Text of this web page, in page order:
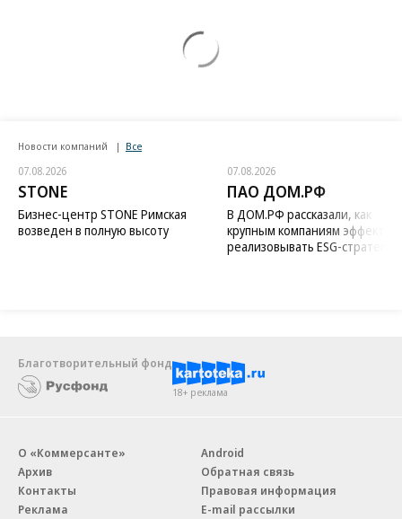
Новости компаний Все
07.08.2026
STONE
Бизнес-центр STONE Римская
возведен в полную высоту
07.08.2026
ПАО ДОМ.РФ
В ДОМ.РФ рассказали, как
крупным компаниям
реализовывать ESG-стратегию
Благотворительный фонд
18+ реклама
О «Коммерсанте»
Архив
Контакты
Реклама
Android
Обратная связь
Правовая информация
E-mail рассылки